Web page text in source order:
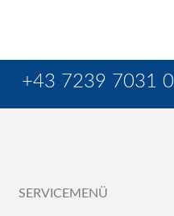
+43 7239 7031 0
SERVICEMENÜ